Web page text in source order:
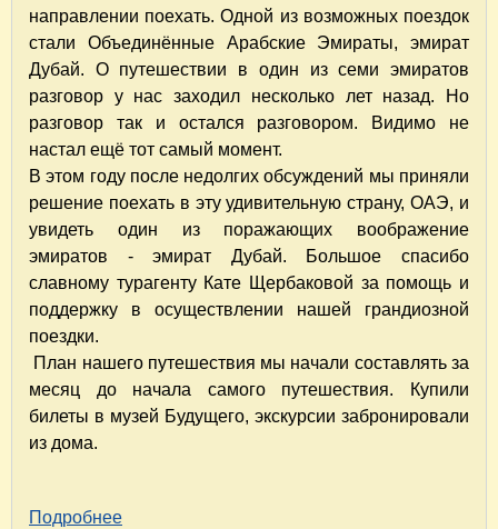
направлении поехать. Одной из возможных поездок
стали Объединённые Арабские Эмираты, эмират
Дубай. О путешествии в один из семи эмиратов
разговор у нас заходил несколько лет назад. Но
разговор так и остался разговором. Видимо не
настал ещё тот самый момент.
В этом году после недолгих обсуждений мы приняли
решение поехать в эту удивительную страну, ОАЭ, и
увидеть один из поражающих воображение
эмиратов - эмират Дубай. Большое спасибо
славному турагенту Кате Щербаковой за помощь и
поддержку в осуществлении нашей грандиозной
поездки.
План нашего путешествия мы начали составлять за
месяц до начала самого путешествия. Купили
билеты в музей Будущего, экскурсии забронировали
из дома.
Подробнее